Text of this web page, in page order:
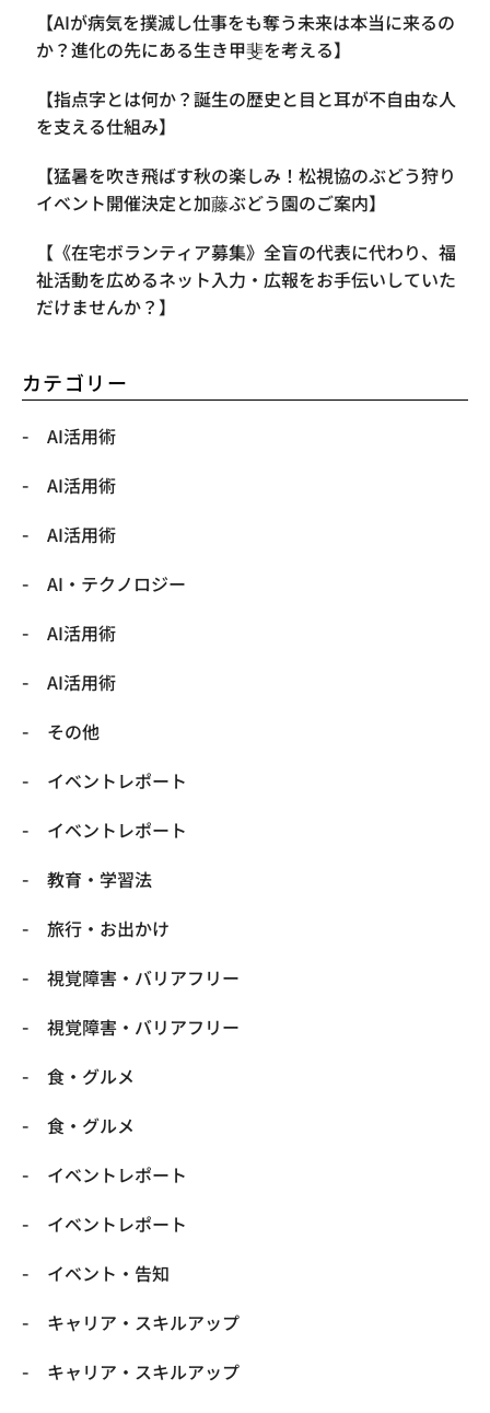
【AIが病気を撲滅し仕事をも奪う未来は本当に来るの
か？進化の先にある生き甲斐を考える】
【指点字とは何か？誕生の歴史と目と耳が不自由な人
を支える仕組み】
【​猛暑を吹き飛ばす秋の楽しみ！松視協のぶどう狩り
イベント開催決定と加藤ぶどう園のご案内】
【《在宅ボランティア募集》全盲の代表に代わり、福
祉活動を広めるネット入力・広報をお手伝いしていた
だけませんか？】
カテゴリー
AI活用術
AI活用術
AI活用術
​AI・テクノロジー
​AI活用術
​AI活用術
​その他
​イベントレポート
​イベントレポート
​教育・学習法
​旅行・お出かけ
​視覚障害・バリアフリー
​視覚障害・バリアフリー
​食・グルメ
​食・グルメ
イベントレポート
イベントレポート
イベント・告知
キャリア・スキルアップ
キャリア・スキルアップ